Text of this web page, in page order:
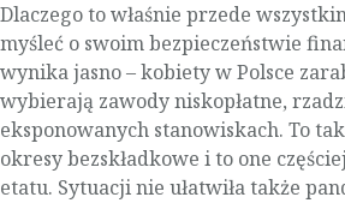
Dlaczego to właśnie przede
myśleć o swoim bezpieczeństwie
wynika jasno – kobiety w Polsce
wybierają zawody niskopłatne,
eksponowanych stanowiskach. To
okresy bezskładkowe i to one
etatu. Sytuacji nie ułatwiła także